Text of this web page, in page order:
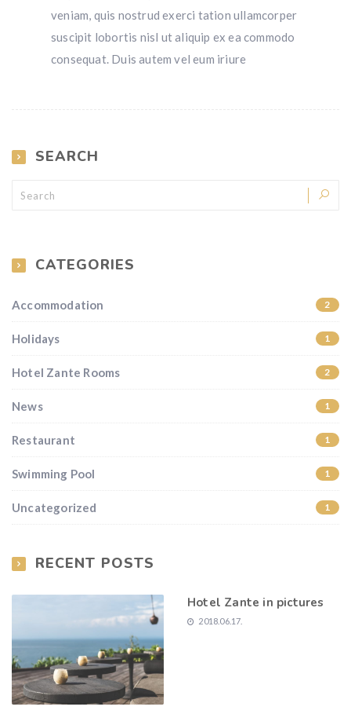
veniam, quis nostrud exerci tation ullamcorper
suscipit lobortis nisl ut aliquip ex ea commodo
consequat. Duis autem vel eum iriure
SEARCH
CATEGORIES
Accommodation 2
Holidays 1
Hotel Zante Rooms 2
News 1
Restaurant 1
Swimming Pool 1
Uncategorized 1
RECENT POSTS
Hotel Zante in pictures
2018.06.17.